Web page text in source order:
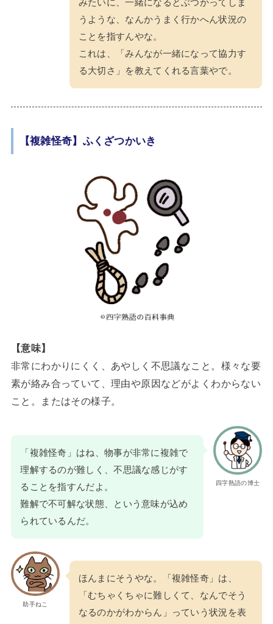
みたいに、一緒になるとぶつかってしま
うような、なんかうまく行かへん状況の
ことを指すんやな。
これは、「みんなが一緒になって協力す
る大切さ」を教えてくれる言葉やで。
【複雑怪奇】ふくざつかいき
【意味】
非常にわかりにくく、あやしく不思議なこと。様々な要
素が絡み合っていて、理由や原因などがよくわからない
こと。またはその様子。
四字熟語の博士
「複雑怪奇」はね、物事が非常に複雑で
理解するのが難しく、不思議な感じがす
ることを指すんだよ。
難解で不可解な状態、という意味が込め
られているんだ。
助手ねこ
ほんまにそうやな。「複雑怪奇」は、
「むちゃくちゃに難しくて、なんでそう
なるのかがわからん」っていう状況を表